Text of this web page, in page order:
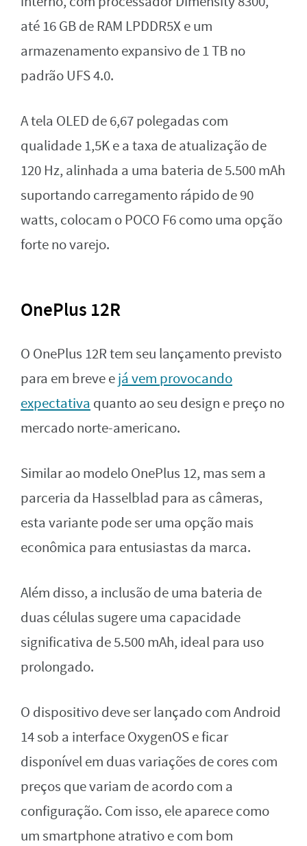
até 16 GB de RAM LPDDR5X e um
armazenamento expansivo de 1 TB no
padrão UFS 4.0.
A tela OLED de 6,67 polegadas com
qualidade 1,5K e a taxa de atualização de
120 Hz, alinhada a uma bateria de 5.500 mAh
suportando carregamento rápido de 90
watts, colocam o POCO F6 como uma opção
forte no varejo.
OnePlus 12R
O OnePlus 12R tem seu lançamento previsto
para em breve ejá vem provocando
expectativa quanto ao seu design e preço no
mercado norte-americano.
Similar ao modelo OnePlus 12, mas sem a
parceria da Hasselblad para as câmeras,
esta variante pode ser uma opção mais
econômica para entusiastas da marca.
Além disso, a inclusão de uma bateria de
duas células sugere uma capacidade
significativa de 5.500 mAh, ideal para uso
prolongado.
O dispositivo deve ser lançado com Android
14 sob a interface OxygenOS e ficar
disponível em duas variações de cores com
preços que variam de acordo com a
configuração. Com isso, ele aparece como
um smartphone atrativo e com bom